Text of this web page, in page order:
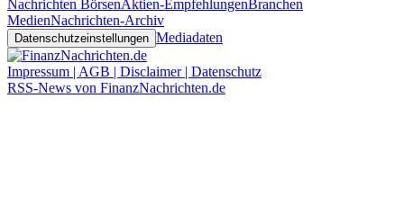
Nachrichten BörsenAktien-Empfehlungen Branchen
MedienNachrichten-Archiv
Datenschutzeinstellungen Mediadaten
Impressum | AGB | Disclaimer | Datenschutz
RSS-News von FinanzNachrichten.de